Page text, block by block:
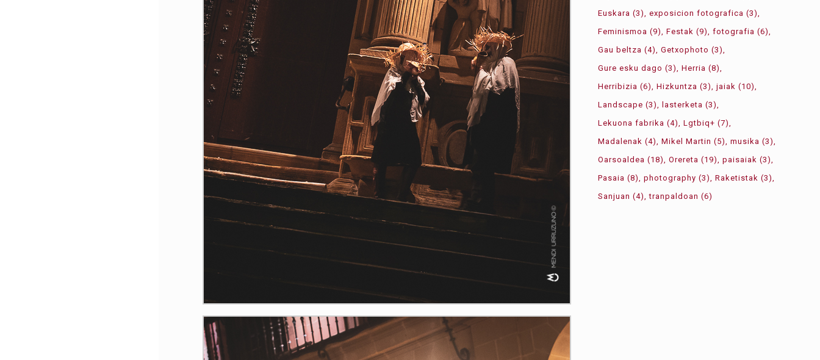
Euskara (3) exposicion fotografica (3)
Feminismoa (9) Festak (9) fotografia (6)
Gau beltza (4) Getxophoto (3)
Gure esku dago (3) Herria (8)
Herribizia (6) Hizkuntza (3) jaiak (10)
Landscape (3) lasterketa (3)
Lekuona fabrika (4) Lgtbiq+ (7)
Madalenak (4) Mikel Martin (5) musika (3)
Oarsoaldea (18) Orereta (19) paisaiak (3)
Pasaia (8) photography (3) Raketistak (3)
Sanjuan (4) tranpaldoan (6)